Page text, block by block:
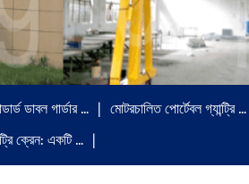
ডাবল গার্ডার … মোটরচালিত পোর্টেবল গ্যান্ট্রি …
ক্রেন: একটি …